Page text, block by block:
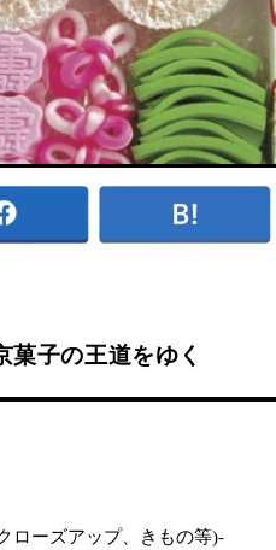
菓子の王道をゆく
ローズアップ、きもの等)-